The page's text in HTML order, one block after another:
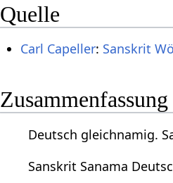
Quelle
Carl Capeller: Sanskrit
Deutsch gleichnamig.
Sanskrit Sanama